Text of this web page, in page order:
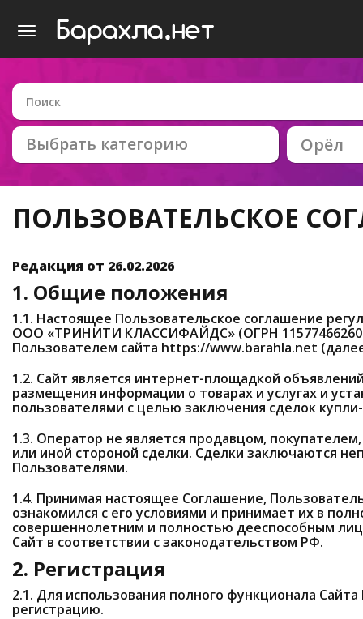
Выбрать категорию Орёл
ПОЛЬЗОВАТЕЛЬСКОЕ
Редакция от 26.02.2026
1. Общие положения
1.1. Настоящее Пользовательское соглашение
ООО «ТРИНИТИ КЛАССИФАЙДС» (ОГРН
Пользователем сайта https://www.barahla.net
1.2. Сайт является интернет-площадкой
размещения информации о товарах и услугах и
пользователями с целью заключения сделок
1.3. Оператор не является продавцом,
или иной стороной сделки. Сделки заключаются
Пользователями.
1.4. Принимая настоящее Соглашение,
ознакомился с его условиями и принимает их в
совершеннолетним и полностью дееспособным
Сайт в соответствии с законодательством РФ.
2. Регистрация
2.1. Для использования полного функционала
регистрацию.